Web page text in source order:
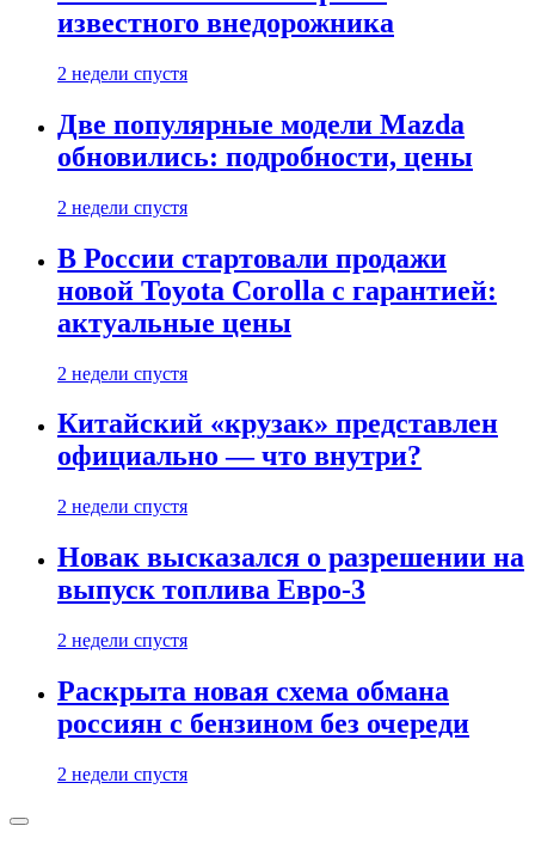
известного внедорожника
2 недели спустя
Две популярные модели Mazda
обновились: подробности, цены
2 недели спустя
В России стартовали продажи
новой Toyota Corolla с гарантией:
актуальные цены
2 недели спустя
Китайский «крузак» представлен
официально — что внутри?
2 недели спустя
Новак высказался о разрешении на
выпуск топлива Евро-3
2 недели спустя
Раскрыта новая схема обмана
россиян с бензином без очереди
2 недели спустя